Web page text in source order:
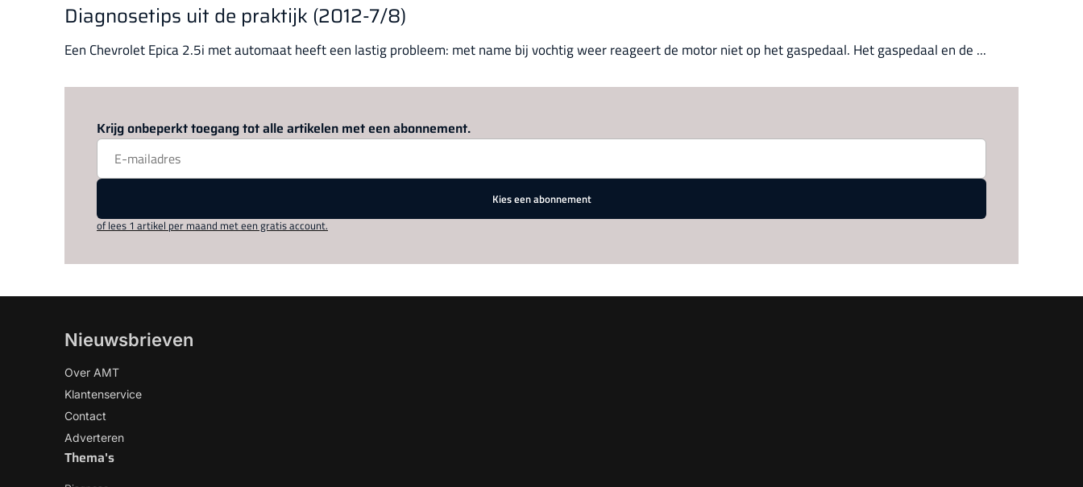
Diagnosetips uit de praktijk (2012-7/8)
Een Chevrolet Epica 2.5i met automaat heeft een lastig probleem: met name bij vochtig weer reageert de motor niet op het gaspedaal. Het gaspedaal en de ...
Krijg onbeperkt toegang tot alle artikelen met een abonnement.
Kies een abonnement
of lees 1 artikel per maand met een gratis account.
Nieuwsbrieven
Over AMT
Klantenservice
Contact
Adverteren
Thema's